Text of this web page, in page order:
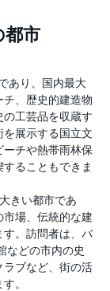
都市
あり、国内最大
、歴史的建造物
工芸品を収蔵す
展示する国立文
チや熱帯雨林保
ることもできま
きい都市であ
場、伝統的な建
。訪問者は、バ
などの市内の史
ラブなど、街の活
。